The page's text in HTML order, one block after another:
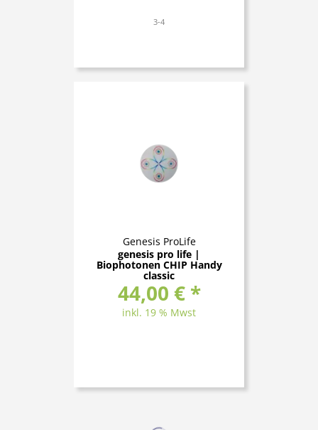
3-4
Genesis ProLife
genesis pro life |
Biophotonen CHIP Handy
classic
44,00 € *
inkl. 19 % Mwst